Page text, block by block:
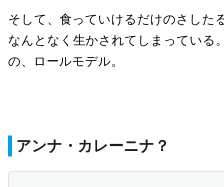
そして、食っていけるだけのさした
なんとなく生かされてしまっている
の、ロールモデル。
アンナ・カレーニナ？